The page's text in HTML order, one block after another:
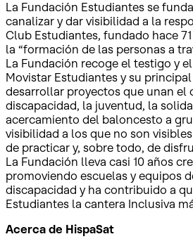
La Fundación Estudiantes se
canalizar y dar visibilidad a la
Club Estudiantes, fundado hace
la “formación de las personas a
La Fundación recoge el testigo y
Movistar Estudiantes y su
desarrollar proyectos que unan el
discapacidad, la juventud, la
acercamiento del baloncesto a
visibilidad a los que no son
de practicar y, sobre todo, de
La Fundación lleva casi 10 años
promoviendo escuelas y equipos
discapacidad y ha contribuido a
Estudiantes la cantera Inclusiva
Acerca de HispaSat